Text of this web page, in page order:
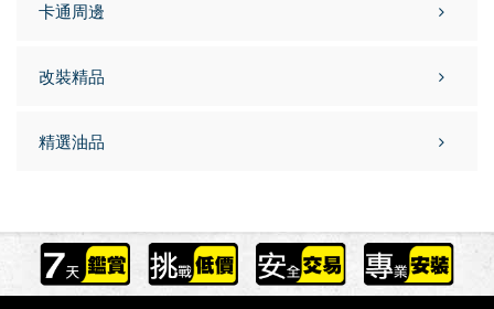
卡通周邊
改裝精品
精選油品